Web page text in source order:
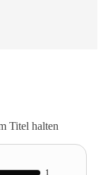
Titel halten
1